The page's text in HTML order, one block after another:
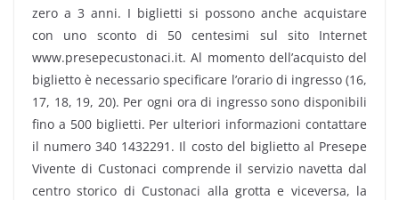
zero a 3 anni. I biglietti si possono anche acquistare
con uno sconto di 50 centesimi sul sito Internet
www.presepecustonaci.it. Al momento dell’acquisto del
biglietto è necessario specificare l’orario di ingresso (16,
17, 18, 19, 20). Per ogni ora di ingresso sono disponibili
fino a 500 biglietti. Per ulteriori informazioni contattare
il numero 340 1432291. Il costo del biglietto al Presepe
Vivente di Custonaci comprende il servizio navetta dal
centro storico di Custonaci alla grotta e viceversa, la